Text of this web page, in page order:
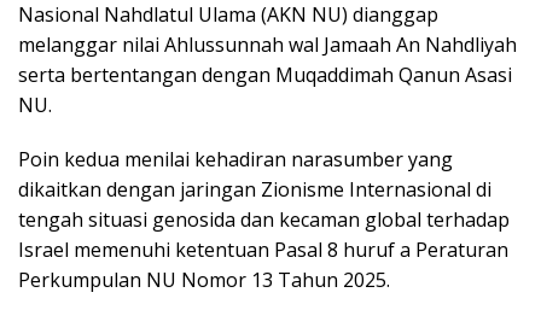
Nasional Nahdlatul Ulama (AKN NU) dianggap
melanggar nilai Ahlussunnah wal Jamaah An Nahdliyah
serta bertentangan dengan Muqaddimah Qanun Asasi
NU.
Poin kedua menilai kehadiran narasumber yang
dikaitkan dengan jaringan Zionisme Internasional di
tengah situasi genosida dan kecaman global terhadap
Israel memenuhi ketentuan Pasal 8 huruf a Peraturan
Perkumpulan NU Nomor 13 Tahun 2025.